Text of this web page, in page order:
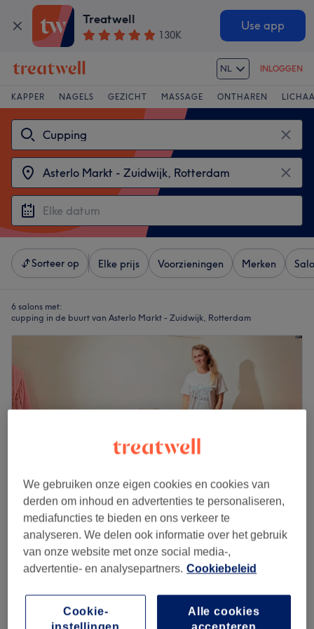
Treatwell
130K
Use app
NL INLOGGEN
KAPPER NAGELS GEZICHT MASSAGE ONTHAREN
Sorteer op Elke prijs Voorzieningen Merken
6 salons met:
cupping in de buurt van Asterlo Markt - Zuidwijk, Rotterdam
Olena S.Massages
5,0
7 reviews
Dorpsweg, Rotterdam
Laat zien op de kaart
Cupping
We gebruiken onze eigen cookies en cookies van
derden om inhoud en advertenties te personaliseren,
mediafuncties te bieden en ons verkeer te
analyseren. We delen ook informatie over het gebruik
van onze website met onze social media-,
advertentie- en analysepartners. Cookiebeleid
Alle cookies
accepteren
Cookie-
instellingen